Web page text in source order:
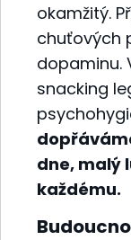
okamžitý.
chuťových
dopaminu.
snacking
dne, malý
každému.